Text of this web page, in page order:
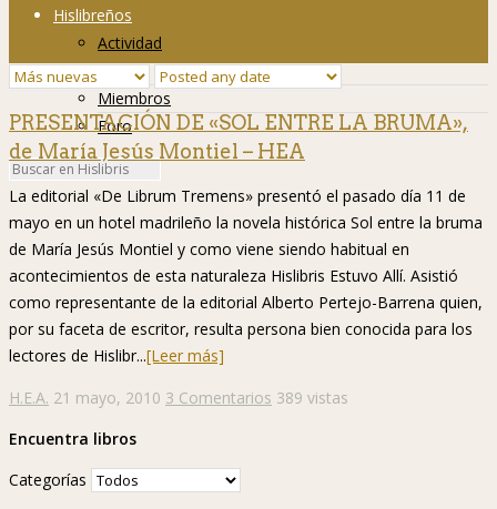
Hislibreños
Actividad
Grupos
Miembros
Foro
PRESENTACIÓN DE «SOL ENTRE LA BRUMA»,
de María Jesús Montiel – HEA
La editorial «De Librum Tremens» presentó el pasado día 11 de
mayo en un hotel madrileño la novela histórica Sol entre la bruma
de María Jesús Montiel y como viene siendo habitual en
acontecimientos de esta naturaleza Hislibris Estuvo Allí. Asistió
como representante de la editorial Alberto Pertejo-Barrena quien,
por su faceta de escritor, resulta persona bien conocida para los
lectores de Hislibr...[Leer más]
H.E.A. 21 mayo, 2010 3 Comentarios 389 vistas
Encuentra libros
Categorías